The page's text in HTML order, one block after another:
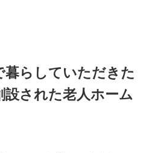
暮らしていただきた
された老人ホーム